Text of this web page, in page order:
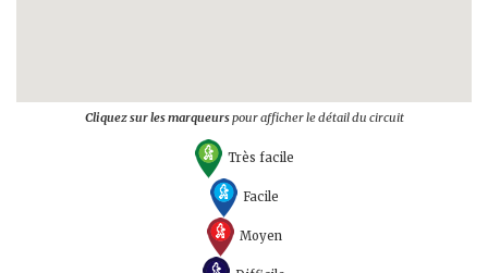
Cliquez sur les marqueurspour afficher le détail du circuit
Très facile
Facile
Moyen